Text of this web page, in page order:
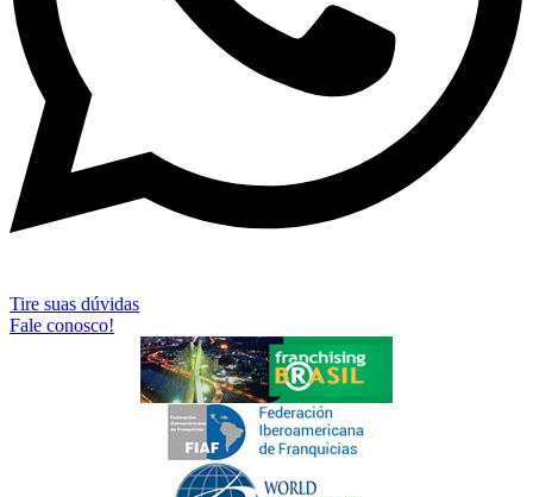
Tire suas dúvidas
Fale conosco!